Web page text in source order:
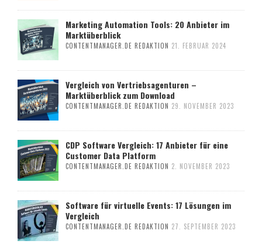
Marketing Automation Tools: 20 Anbieter im
Marktüberblick
CONTENTMANAGER.DE REDAKTION 21. FEBRUAR 2024
Vergleich von Vertriebsagenturen –
Marktüberblick zum Download
CONTENTMANAGER.DE REDAKTION 29. NOVEMBER 2023
CDP Software Vergleich: 17 Anbieter für eine
Customer Data Platform
CONTENTMANAGER.DE REDAKTION 2. NOVEMBER 2023
Software für virtuelle Events: 17 Lösungen im
Vergleich
CONTENTMANAGER.DE REDAKTION 27. SEPTEMBER 2023